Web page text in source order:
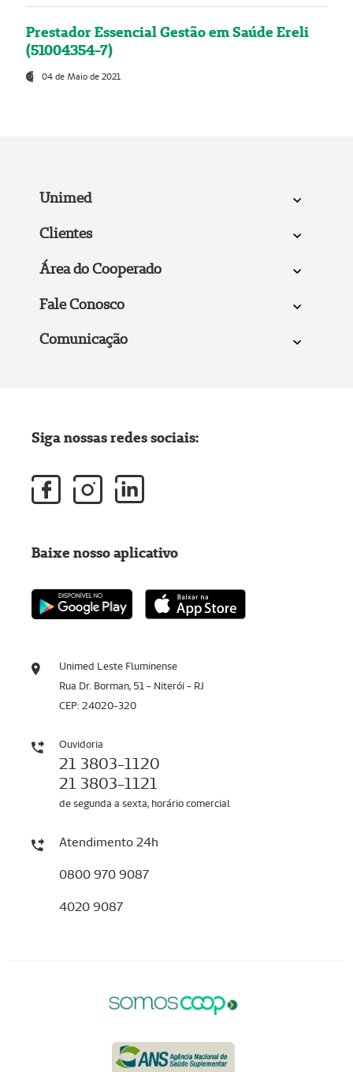
Prestador Essencial Gestão em Saúde Ereli
(51004354-7)
04 de Maio de 2021
Unimed
Clientes
Área do Cooperado
Fale Conosco
Comunicação
Unimed Leste Fluminense
Rua Dr. Borman, 51 - Niterói - RJ
CEP: 24020-320
Ouvidoria
21 3803-1120
21 3803-1121
de segunda a sexta, horário comercial
Atendimento 24h
0800 970 9087
4020 9087
Siga nossas redes sociais:
Baixe nosso aplicativo